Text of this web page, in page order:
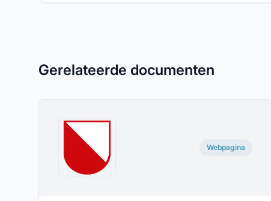
Gerelateerde documenten
Webpagina